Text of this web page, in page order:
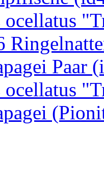
ocellatus
Paar
ocellatus